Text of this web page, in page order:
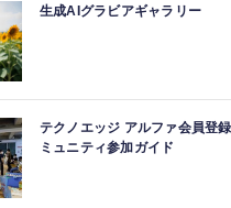
生成AIグラビアギャラリー
テクノエッジ アルファ会員登
ミュニティ参加ガイド